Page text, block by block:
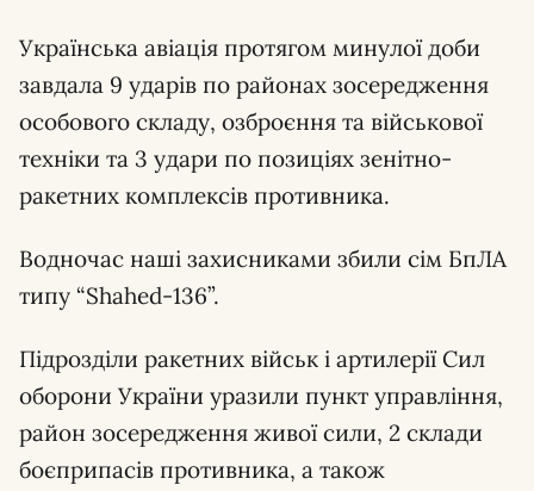
Українська авіація протягом минулої доби
завдала 9 ударів по районах зосередження
особового складу, озброєння та військової
техніки та 3 удари по позиціях зенітно-
ракетних комплексів противника.
Водночас наші захисниками збили cім БпЛА
типу “Shahed-136”.
Підрозділи ракетних військ і артилерії Сил
оборони України уразили пункт управління,
район зосередження живої сили, 2 склади
боєприпасів противника, а також